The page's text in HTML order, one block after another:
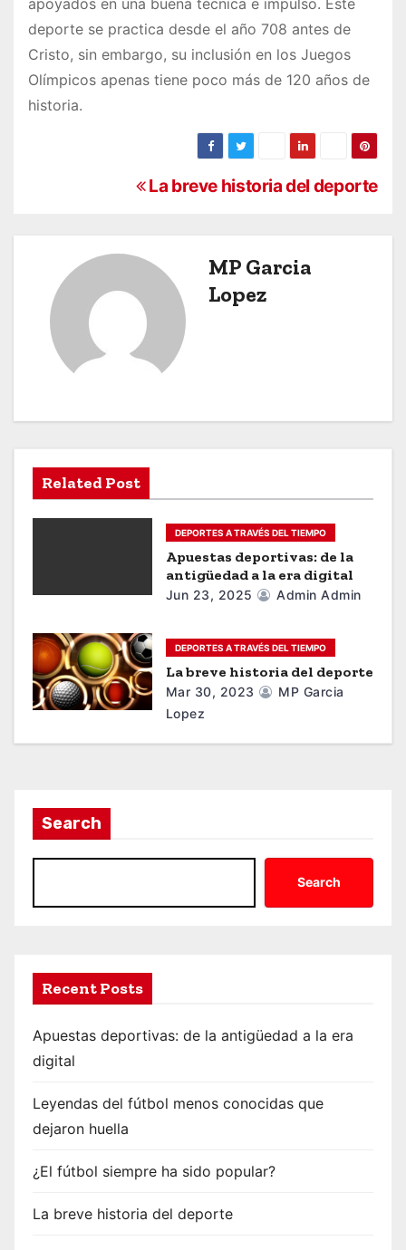
deporte se practica desde el año 708 antes de
Cristo, sin embargo, su inclusión en los Juegos
Olímpicos apenas tiene poco más de 120 años de
historia.
g
a
i
o
n
La breve historia del deporte
MP Garcia
Lopez
Related Post
DEPORTES A TRAVÉS DEL TIEMPO
Apuestas deportivas: de la
antigüedad a la era digital
Jun 23, 2025 Admin Admin
DEPORTES A TRAVÉS DEL TIEMPO
La breve historia del deporte
Mar 30, 2023
MP Garcia
Lopez
Search
Search
Recent Posts
Apuestas deportivas: de la antigüedad a la era
digital
Leyendas del fútbol menos conocidas que
dejaron huella
¿El fútbol siempre ha sido popular?
La breve historia del deporte